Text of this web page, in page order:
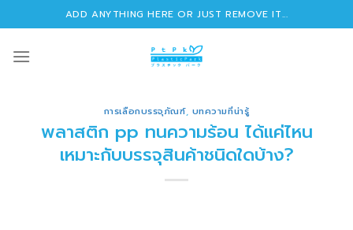
to
content
ADD ANYTHING HERE OR JUST REMOVE IT...
การเลือกบรรจุภัณฑ์, บทความที่น่ารู้
พลาสติก pp ทนความร้อน ได้แค่ไหน
เหมาะกับบรรจุสินค้าชนิดใดบ้าง?